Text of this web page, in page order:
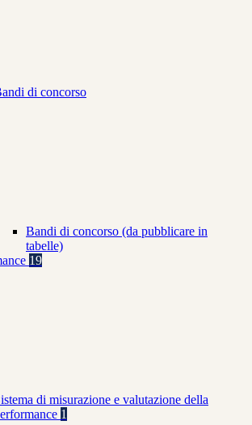
di concorso
Bandi di concorso (da pubblicare in
tabelle)
19
di misurazione e valutazione della
1